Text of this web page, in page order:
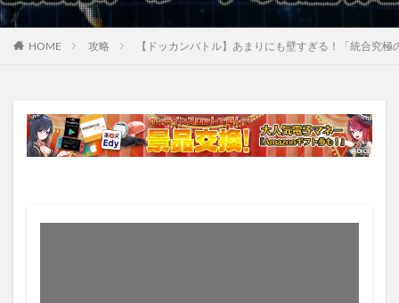
HOME 攻略 【ドッカンバトル】あまりにも壁すぎる！「統合究